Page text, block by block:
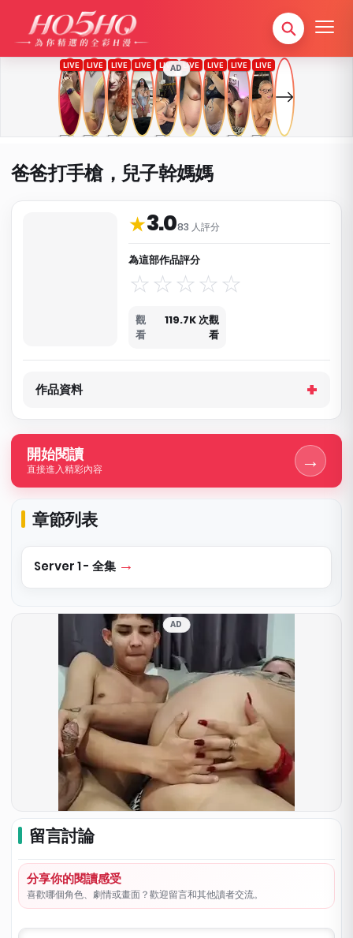
AD
爸爸打手槍，兒子幹媽媽
★3.083 人評分
為這部作品評分
觀
看
119.7K 次觀
看
作品資料與分類
作品資料
開始閱讀
直接進入精彩內容 →
章節列表
Server 1 - 全集
AD
留言討論
分享你的閱讀感受
喜歡哪個角色、劇情或畫面？歡迎留言和其他讀者交流。